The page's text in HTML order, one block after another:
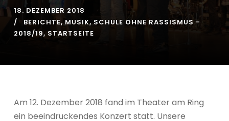
18. DEZEMBER 2018
BERICHTE, MUSIK, SCHULE OHNE RASSISMUS -
2018/19, STARTSEITE
Am 12. Dezember 2018 fand im Theater am Ring
ein beeindruckendes Konzert statt. Unsere